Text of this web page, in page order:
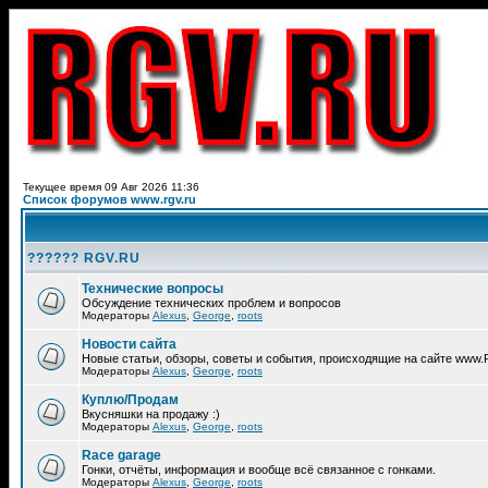
Текущее время 09 Авг 2026 11:36
Список форумов www.rgv.ru
?????? RGV.RU
Технические вопросы
Обсуждение технических проблем и вопросов
Модераторы Alexus George roots
Новости сайта
Новые статьи, обзоры, советы и события, происходящие на сайте
Модераторы Alexus George roots
Куплю/Продам
Вкусняшки на продажу :)
Модераторы Alexus George roots
Race garage
Гонки, отчёты, информация и вообще всё связанное с гонками.
Модераторы Alexus George roots